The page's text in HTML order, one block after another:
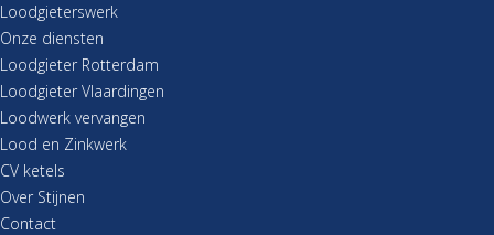
Loodgieterswerk
Onze diensten
Loodgieter Rotterdam
Loodgieter Vlaardingen
Loodwerk vervangen
Lood en Zinkwerk
CV ketels
Over Stijnen
Contact